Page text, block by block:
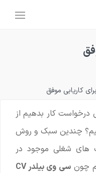
کاریابی موفق
کار بدهیم از
چندین سبک و روش
های شغلی موجود در
چون
سی وی بیلدر CV